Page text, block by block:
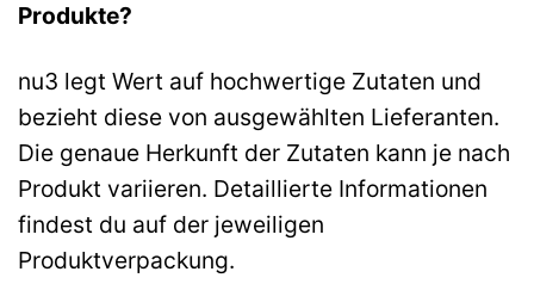
Produkte?
nu3 legt Wert auf hochwertige Zutaten und
bezieht diese von ausgewählten Lieferanten.
Die genaue Herkunft der Zutaten kann je nach
Produkt variieren. Detaillierte Informationen
findest du auf der jeweiligen
Produktverpackung.